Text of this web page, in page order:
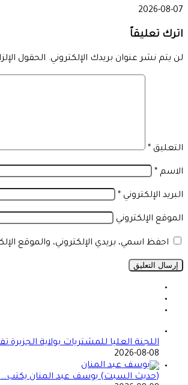
2026-08-07
اترك تعليقاً
لن يتم نشر عنوان بريدك الإلكتروني. الحقول
التعليق *
الاسم *
البريد الإلكتروني *
الموقع الإلكتروني
احفظ اسمي، بريدي الإلكتروني، والموقع
اللجنة العليا للمشتريات بولاية
2026-08-08
(حديث السبت) يوسف عبد المنان يكتب…